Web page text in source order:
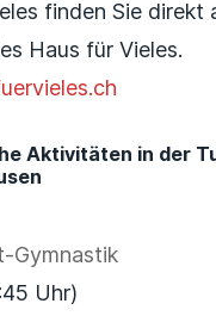
finden Sie direkt
Haus für Vieles.
Aktivitäten in der
Gymnastik
Uhr)